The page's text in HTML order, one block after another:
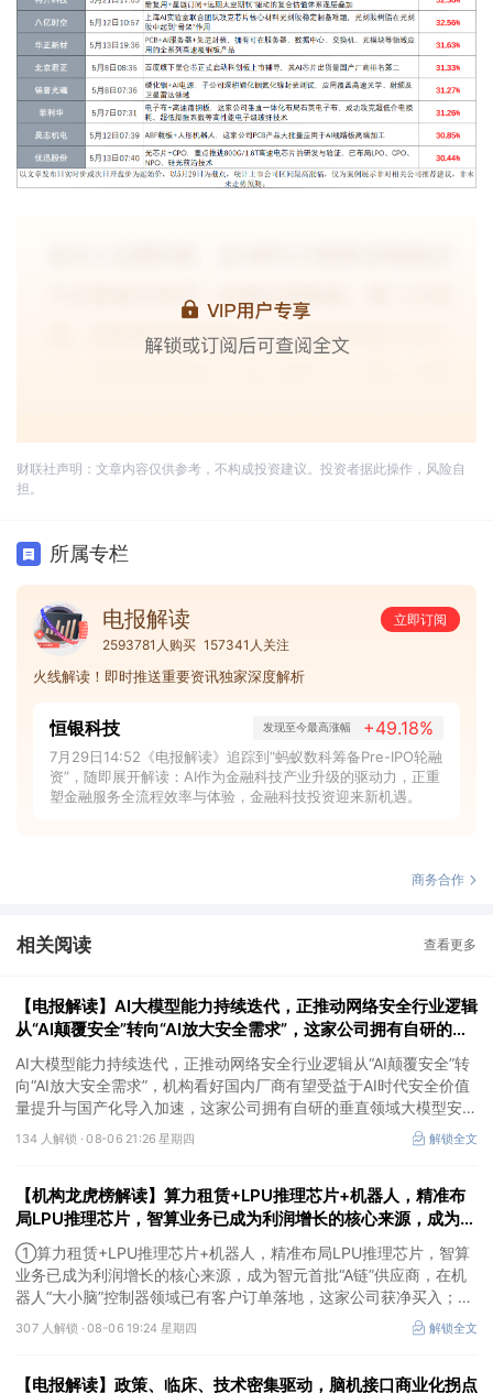
财联社声明：文章内容仅供参考，不构成投资建议。投资者据此操作，风险自
担。
所属专栏
电报解读
立即订阅
2593781人购买 157341人关注
火线解读！即时推送重要资讯独家深度解析
恒银科技 发现至今最高涨幅 +49.18%
7月29日14:52《电报解读》追踪到“蚂蚁数科筹备Pre-IPO轮融
资”，随即展开解读：AI作为金融科技产业升级的驱动力，正重
塑金融服务全流程效率与体验，金融科技投资迎来新机遇。
商务合作
相关阅读 查看更多
【电报解读】AI大模型能力持续迭代，正推动网络安全行业逻辑
从“AI颠覆安全”转向“AI放大安全需求”，这家公司拥有自研的垂
直领域大模型安全GPT
AI大模型能力持续迭代，正推动网络安全行业逻辑从“AI颠覆安全”转
向“AI放大安全需求”，机构看好国内厂商有望受益于AI时代安全价值
量提升与国产化导入加速，这家公司拥有自研的垂直领域大模型安全
GPT，另一家在数据安全及网络安全上有完整的软硬件解决方案。
134 人解锁 ·08-06 21:26 星期四 解锁全文
【机构龙虎榜解读】算力租赁+LPU推理芯片+机器人，精准布
局LPU推理芯片，智算业务已成为利润增长的核心来源，成为智
元首批“A链”供应商，在机器人“大小脑”控制器领域已有客户订
单落地，这家公司获净买入
①算力租赁+LPU推理芯片+机器人，精准布局LPU推理芯片，智算
业务已成为利润增长的核心来源，成为智元首批“A链”供应商，在机
器人“大小脑”控制器领域已有客户订单落地，这家公司获净买入；
②AI安全+网络安全+华为鲲鹏+摘帽，以“AI+安全”为核心战略，推
出AI数据安全产品矩阵，自主研发的大数据AI应用平台、AI数据安全
307 人解锁 ·08-06 19:24 星期四 解锁全文
【电报解读】政策、临床、技术密集驱动，脑机接口商业化拐点